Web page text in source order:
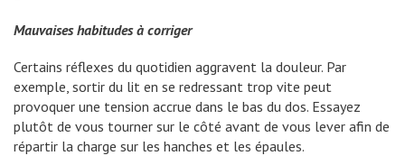
Mauvaises habitudes à corriger
Certains réflexes du quotidien aggravent la douleur. Par
exemple, sortir du lit en se redressant trop vite peut
provoquer une tension accrue dans le bas du dos. Essayez
plutôt de vous tourner sur le côté avant de vous lever afin de
répartir la charge sur les hanches et les épaules.